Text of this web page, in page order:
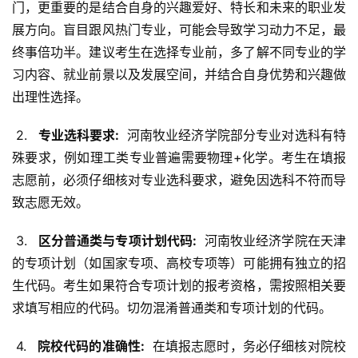
门，更重要的是结合自身的兴趣爱好、特长和未来的职业发
展方向。盲目跟风热门专业，可能会导致学习动力不足，最
终事倍功半。建议考生在选择专业前，多了解不同专业的学
习内容、就业前景以及发展空间，并结合自身优势和兴趣做
出理性选择。
2.
  专业选科要求:
河南牧业经济学院部分专业对选科有特
殊要求，例如理工类专业普遍需要物理+化学。考生在填报
志愿前，必须仔细核对专业选科要求，避免因选科不符而导
致志愿无效。
3.
  区分普通类与专项计划代码:
河南牧业经济学院在天津
的专项计划（如国家专项、高校专项等）可能拥有独立的招
生代码。考生如果符合专项计划的报考资格，需按照相关要
求填写相应的代码。切勿混淆普通类和专项计划的代码。
4.
  院校代码的准确性:
在填报志愿时，务必仔细核对院校